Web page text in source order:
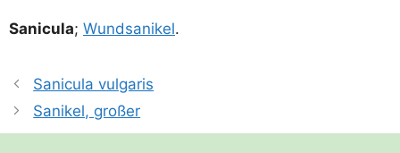
Sani­cu­la; Wund­sanik­el.
Sanicula vulgaris
Sanikel, großer